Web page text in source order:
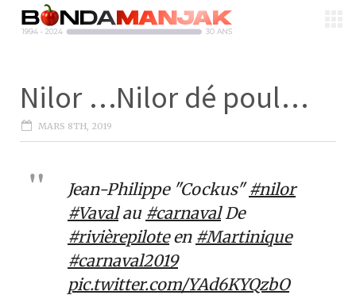
Nilor …Nilor dé poul…
MARS 8TH, 2019
Jean-Philippe "Cockus"#nilor
#Vavalau #carnavalDe
#rivièrepiloteen #Martinique
#carnaval2019
pic.twitter.com/YAd6KYQzbO